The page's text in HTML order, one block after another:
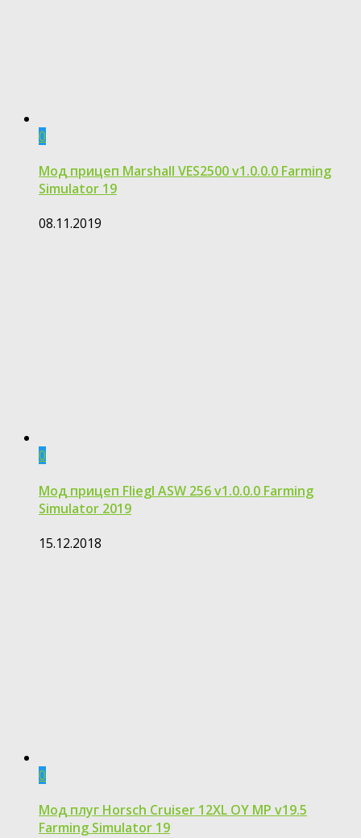
0
Мод прицеп Marshall VES2500 v1.0.0.0 Farming
Simulator 19
08.11.2019
0
Мод прицеп Fliegl ASW 256 v1.0.0.0 Farming
Simulator 2019
15.12.2018
0
Мод плуг Horsch Cruiser 12XL OY MP v19.5
Farming Simulator 19